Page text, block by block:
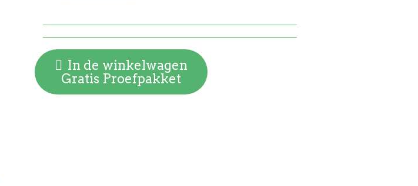
In de winkelwagen
Gratis Proefpakket